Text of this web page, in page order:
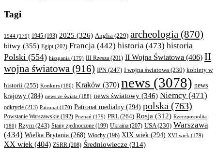
Tagi
1944 (179) 1945 (193) 2025 (326) Anglia (229) archeologia (870)
bitwy (355) Egipt(202) Francja (442) historia (473) historia
Polski (554) hiszpania (179) III Rzesza (201) II Wojna Światowa (406) II
wojna światowa (916) IPN (247) I wojna światowa (230) kobiety w
historii (255) Konkurs (180) Kraków (370) news (3078) news
krajowy (284) news ze świata (188) news światowy (346) Niemcy (471)
odkrycie (213) Patronat (170) Patronat medialny (294) polska (763)
Powstanie Warszawskie (192) Poznań (179) PRL(264) Rosja (312) Rzeczpospolita
(180) Rzym (243) Stany zjednoczone (199) Ukraina (207) USA(230) Warszawa
(434) Wielka Brytania (268) Włochy (196) XIX wiek (294) XVI wiek (179)
XX wiek (404) ZSRR (208) Średniowiecze (314)